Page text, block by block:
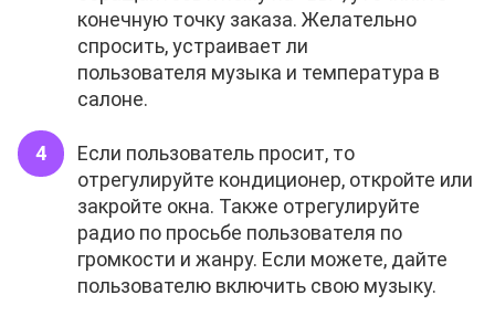
конечную точку заказа. Желательно
спросить, устраивает ли
пользователя музыка и температура в
салоне.
Если пользователь просит, то
отрегулируйте кондиционер, откройте или
закройте окна. Также отрегулируйте
радио по просьбе пользователя по
громкости и жанру. Если можете, дайте
пользователю включить свою музыку.